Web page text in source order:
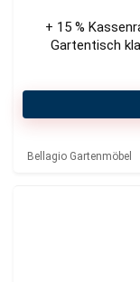
+ 15 %
Gartentisch
Bellagio Gartenmöbel